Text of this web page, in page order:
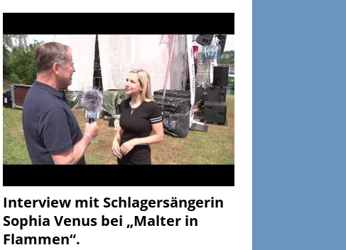
Interview mit Schlagersängerin
Sophia Venus bei „Malter in
Flammen“.